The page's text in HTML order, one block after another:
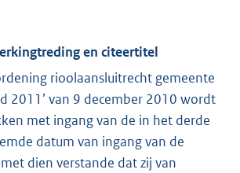
en citeertitel
rioolaansluitrecht gemeente
2011’ van 9 december 2010 wordt
met ingang van de in het derde
datum van ingang van de
dien verstande dat zij van